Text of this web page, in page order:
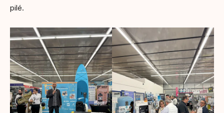
pilé.